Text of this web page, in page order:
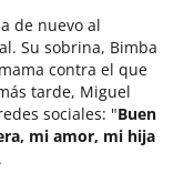
de nuevo al
Su sobrina, Bimba
contra el que
tarde, Miguel
sociales: "Buen
mi amor, mi hija